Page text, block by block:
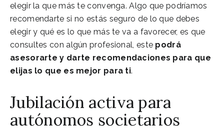
elegir la que más te convenga. Algo que podríamos
recomendarte si no estás seguro de lo que debes
elegir y qué es lo que más te va a favorecer, es que
consultes con algún profesional, este podrá
asesorarte y darte recomendaciones para que
elijas lo que es mejor para ti.
Jubilación activa para
autónomos societarios